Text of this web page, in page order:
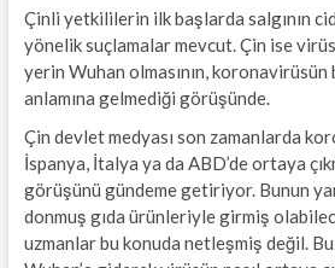
Çinli yetkililerin ilk başlarda salgının
yönelik suçlamalar mevcut. Çin ise
yerin Wuhan olmasının, koronavirüsün
anlamına gelmediği görüşünde.
Çin devlet medyası son zamanlarda
İspanya, İtalya ya da ABD’de ortaya
görüşünü gündeme getiriyor. Bunun
donmuş gıda ürünleriyle girmiş
uzmanlar bu konuda netleşmiş değil.